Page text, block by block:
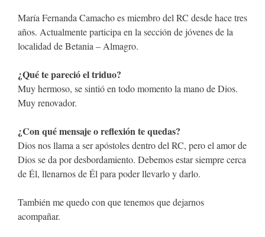
María Fernanda Camacho es miembro del RC desde hace tres
años. Actualmente participa en la sección de jóvenes de la
localidad de Betania – Almagro.
¿Qué te pareció el triduo?
Muy hermoso, se sintió en todo momento la mano de Dios.
Muy renovador.
¿Con qué mensaje o reflexión te quedas?
Dios nos llama a ser apóstoles dentro del RC, pero el amor de
Dios se da por desbordamiento. Debemos estar siempre cerca
de Él, llenarnos de Él para poder llevarlo y darlo.
También me quedo con que tenemos que dejarnos
acompañar.